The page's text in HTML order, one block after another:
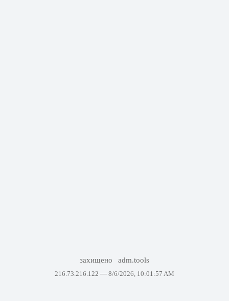
захищено adm.tools
216.73.216.122 — 8/6/2026, 10:01:57 AM